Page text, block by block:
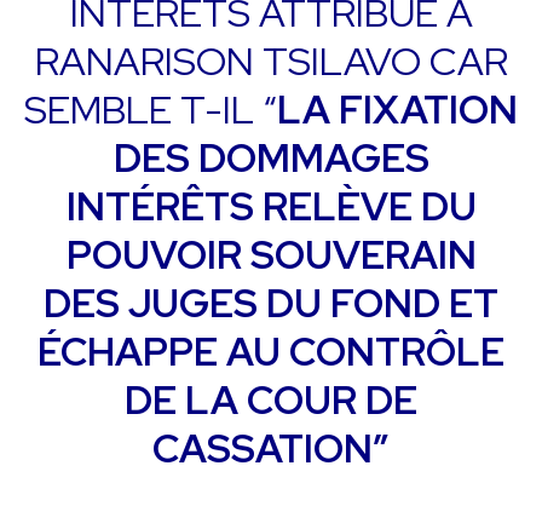
INTÉRÊTS ATTRIBUÉ À
RANARISON TSILAVO CAR
SEMBLE T-IL “LA FIXATION
DES DOMMAGES
INTÉRÊTS RELÈVE DU
POUVOIR SOUVERAIN
DES JUGES DU FOND ET
ÉCHAPPE AU CONTRÔLE
DE LA COUR DE
CASSATION”